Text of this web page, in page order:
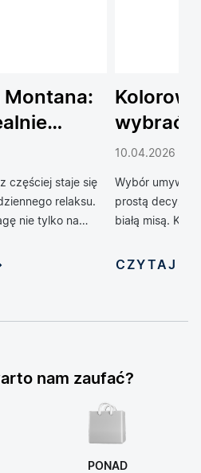
Montana:
częściej staje się
relaksu.
nie tylko na
i funkcjonalność
sprawia, że stają
łazienek.
wybrać
do
10.04.2026
Wybór
prostą decyzją
białą misą.
oferując
CZYTAJ
nam zaufać?
PONAD